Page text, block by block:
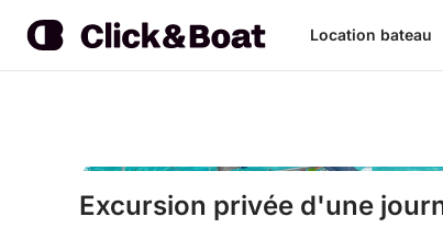
Location bateau
Excursion privée d'une